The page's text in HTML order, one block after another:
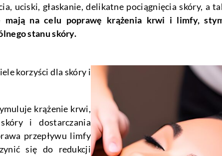
uciski, głaskanie, delikatne pociągnięcia skóry, a
mają na celu poprawę krążenia krwi i limfy,
stanu skóry.
korzyści dla skóry i
krążenie krwi,
i dostarczania
przepływu limfy
się do redukcji